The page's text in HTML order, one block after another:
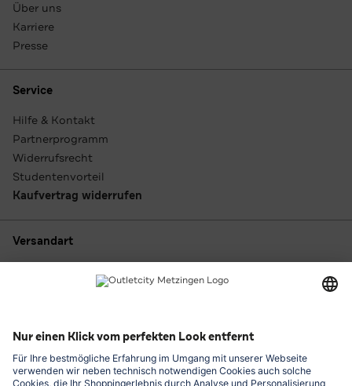
Über uns
Karriere
Presse
Service
Hilfe & Kontakt
Partnerprogramm
Widerrufsrecht
Studentenvorteil
Kaufvertrag widerrufen
Versandart